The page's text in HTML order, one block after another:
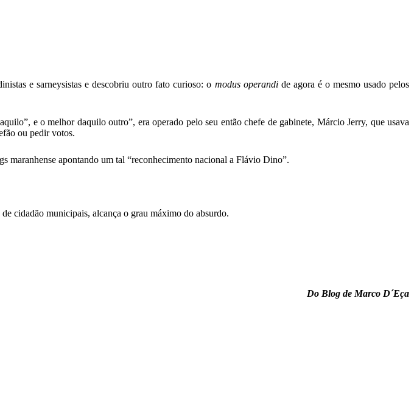
e sarneysistas e descobriu outro fato curioso: o modus operandide agora é o mesmo usado pelos
e o melhor daquilo outro”, era operado pelo seu então chefe de gabinete, Márcio Jerry, que usava
ou pedir votos.
maranhense apontando um tal “reconhecimento nacional a Flávio Dino”.
cidadão municipais, alcança o grau máximo do absurdo.
Do Blog de Marco D´Eça